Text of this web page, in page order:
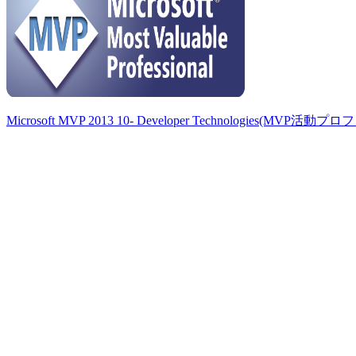
Microsoft MVP 2013 10- Developer Technologies(MVP活動プロ